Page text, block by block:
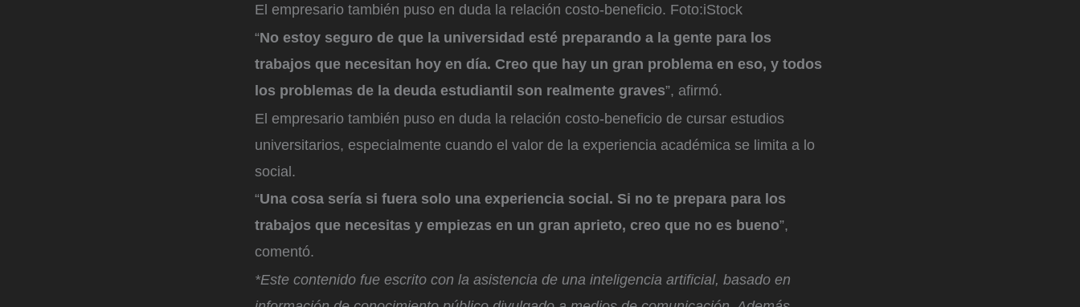
El empresario también puso en duda la relación costo-beneficio. Foto:iStock
“No estoy seguro de que la universidad esté preparando a la gente para los
trabajos que necesitan hoy en día. Creo que hay un gran problema en eso, y todos
los problemas de la deuda estudiantil son realmente graves”, afirmó.
El empresario también puso en duda la relación costo-beneficio de cursar estudios
universitarios, especialmente cuando el valor de la experiencia académica se limita a lo
social.
“Una cosa sería si fuera solo una experiencia social. Si no te prepara para los
trabajos que necesitas y empiezas en un gran aprieto, creo que no es bueno”,
comentó.
*Este contenido fue escrito con la asistencia de una inteligencia artificial, basado en